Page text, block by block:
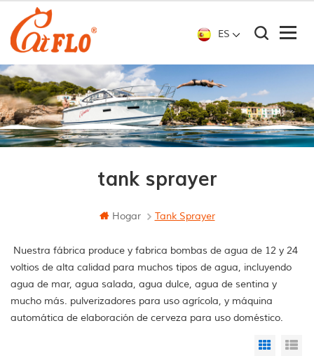
ES
tank sprayer
Hogar Tank Sprayer
Nuestra fábrica produce y fabrica bombas de agua de 12 y 24
voltios de alta calidad para muchos tipos de agua, incluyendo
agua de mar, agua salada, agua dulce, agua de sentina y
mucho más. pulverizadores para uso agrícola, y máquina
automática de elaboración de cerveza para uso doméstico.
Grid